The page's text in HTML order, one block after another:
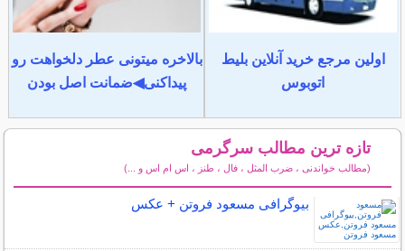
اولین مرجع خرید آنلاین بلیط
اتوبوس
بالاخره میتونی عطر دلخواهت رو
پیداکنی◀ضمانت اصل بودن
تازه ترین مطالب سرگرمی
(مطالب خواندنی ، ضرب المثل ، فال ، طنز ، اس ام اس و ...)
بیوگرافی مسعود فروتن + عکس